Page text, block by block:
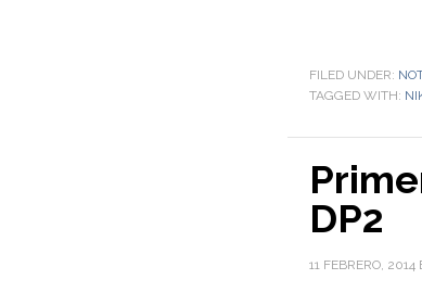
FILED UNDER:
TAGGED WITH:
DP2
11 FEBRERO, 2014